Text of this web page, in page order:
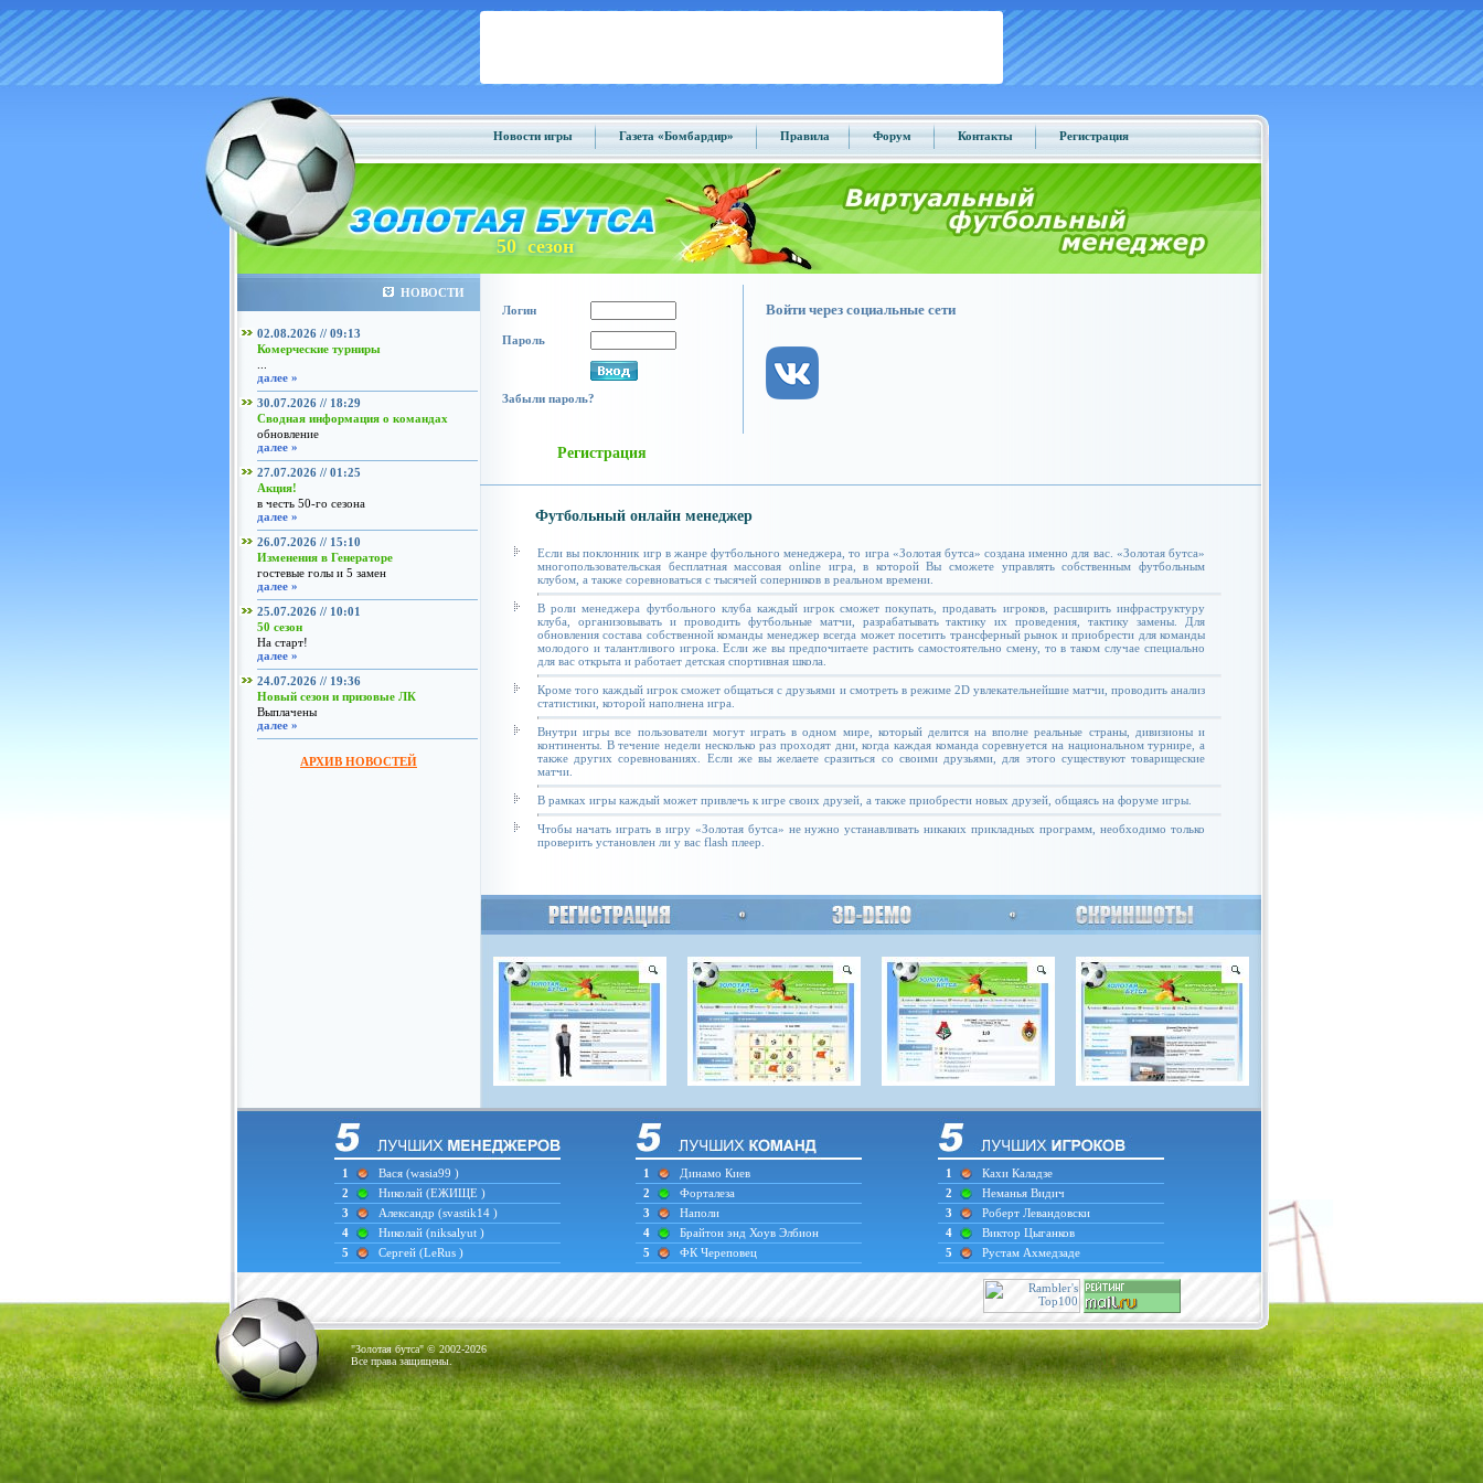
Новости игры Газета «Бомбардир» Правила Форум Контакты Регистрация
50 сезон
НОВОСТИ
02.08.2026 // 09:13
Комерческие турниры
далее »
30.07.2026 // 18:29
Сводная информация о командах
обновление
далее »
27.07.2026 // 01:25
Акция!
в честь 50-го сезона
далее »
26.07.2026 // 15:10
Изменения в Генераторе
гостевые голы и 5 замен
далее »
25.07.2026 // 10:01
50 сезон
На старт!
далее »
24.07.2026 // 19:36
Новый сезон и призовые ЛК
Выплачены
далее »
АРХИВ НОВОСТЕЙ
Логин
Пароль
Забыли пароль?
Войти через социальные сети
Регистрация
Футбольный онлайн менеджер
Если вы поклонник игр в жанре футбольного менеджера, то игра «Золотая бутса» создана именно для вас. «Золотая бутса»
многопользовательская бесплатная массовая online игра, в которой Вы сможете управлять собственным футбольным
клубом, а также соревноваться с тысячей соперников в реальном времени.
В роли менеджера футбольного клуба каждый игрок сможет покупать, продавать игроков, расширить инфраструктуру
клуба, организовывать и проводить футбольные матчи, разрабатывать тактику их проведения, тактику замены. Для
обновления состава собственной команды менеджер всегда может посетить трансферный рынок и приобрести для команды
молодого и талантливого игрока. Если же вы предпочитаете растить самостоятельно смену, то в таком случае специально
для вас открыта и работает детская спортивная школа.
Кроме того каждый игрок сможет общаться с друзьями и смотреть в режиме 2D увлекательнейшие матчи, проводить анализ
статистики, которой наполнена игра.
Внутри игры все пользователи могут играть в одном мире, который делится на вполне реальные страны, дивизионы и
континенты. В течение недели несколько раз проходят дни, когда каждая команда соревнуется на национальном турнире, а
также других соревнованиях. Если же вы желаете сразиться со своими друзьями, для этого существуют товарищеские
матчи.
В рамках игры каждый может привлечь к игре своих друзей, а также приобрести новых друзей, общаясь на форуме игры.
Чтобы начать играть в игру «Золотая бутса» не нужно устанавливать никаких прикладных программ, необходимо только
проверить установлен ли у вас flash плеер.
1 Вася (wasia99 )
2
Николай (ЕЖИЩЕ )
3
Александр (svastik14 )
4
Николай (niksalyut )
5
Сергей (LeRus )
1
Динамо Киев
2
Форталеза
3
Наполи
4
Брайтон энд Хоув Элбион
5
ФК Череповец
1
Кахи Каладзе
2
Неманья Видич
3
Роберт Левандовски
4
Виктор Цыганков
5
Рустам Ахмедзаде
"Золотая бутса" © 2002-2026
Все права защищены.